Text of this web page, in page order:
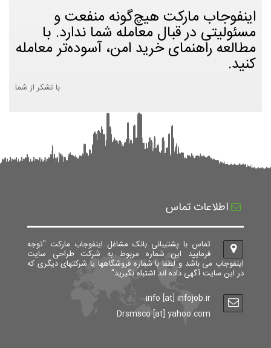
اینفوجاب مارکت هیچ‌گونه منفعت و
مسئولیتی در قبال معامله شما ندارد. با
مطالعه راهنمای خرید امن، آسوده‌تر معامله
کنید.
با تشکر از شما
اطلاعات تماس
تماس با پشتیبانی بانک مشاغل اینفوجاب مارکت "توجه
فرمایید این شماره مربوط به شرکت طراحی سایت
اینفوجاب می باشد و لطفا با شماره فروشگاهها یا شرکتهای دیگری که
در این سایت آگهی داده اند اشتباه نگیرید"
info [at] infojob.ir
Drsmsco [at] yahoo.com